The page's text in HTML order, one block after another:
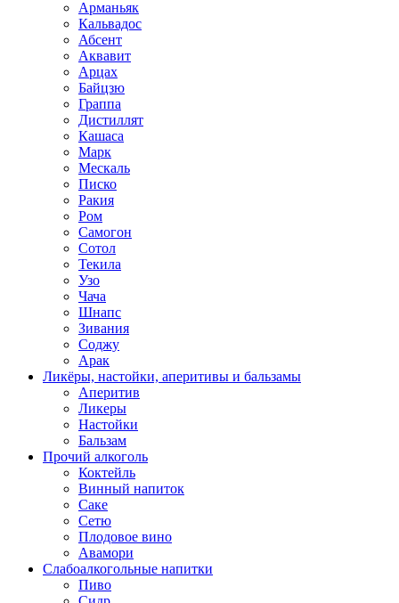
Арманьяк
Кальвадос
Абсент
Аквавит
Арцах
Байцзю
Граппа
Дистиллят
Кашаса
Марк
Мескаль
Писко
Ракия
Ром
Самогон
Сотол
Текила
Узо
Чача
Шнапс
Зивания
Соджу
Арак
Ликёры, настойки, аперитивы и бальзамы
Аперитив
Ликеры
Настойки
Бальзам
Прочий алкоголь
Коктейль
Винный напиток
Саке
Сетю
Плодовое вино
Авамори
Слабоалкогольные напитки
Пиво